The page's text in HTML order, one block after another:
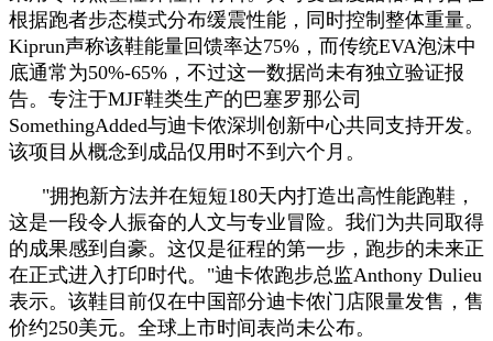
根据跑者步态模式分布缓震性能，同时控制整体重量。
Kiprun声称该鞋能量回馈率达75%，而传统EVA泡沫中
底通常为50%-65%，不过这一数据尚未有独立验证报
告。专注于MJF鞋类生产的巴塞罗那公司
SomethingAdded与迪卡侬深圳创新中心共同支持开发。
该项目从概念到成品仅用时不到六个月。
"拥抱新方法并在短短180天内打造出高性能跑鞋，
这是一段令人振奋的人文与专业冒险。我们为共同取得
的成果感到自豪。这仅是征程的第一步，跑步的未来正
在正式进入打印时代。"迪卡侬跑步总监Anthony Dulieu
表示。该鞋目前仅在中国部分迪卡侬门店限量发售，售
价约250美元。全球上市时间表尚未公布。